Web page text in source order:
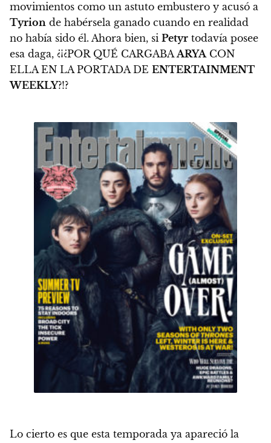
movimientos como un astuto embustero y acusó a
Tyrion de habérsela ganado cuando en realidad
no había sido él. Ahora bien, si Petyr todavía posee
esa daga, ¿¡¿POR QUÉ CARGABAARYACON
ELLA EN LA PORTADA DE ENTERTAINMENT
WEEKLY?!?
Lo cierto es que esta temporada ya apareció la